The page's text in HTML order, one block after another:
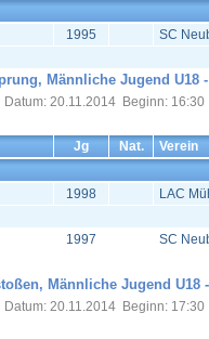
1995 SC
Männliche Jugend U18
Datum: 20.11.2014 Beginn: 16:30
Jg Nat. Verein
1998 LAC
1997 SC
Männliche Jugend U18
Datum: 20.11.2014 Beginn: 17:30